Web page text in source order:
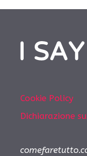
Cookie Policy
Dichiarazione